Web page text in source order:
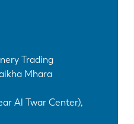
Trading
Mhara
Al Twar Center),